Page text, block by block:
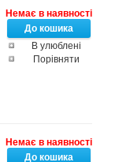
Немає в наявності
В улюблені
Порівняти
Немає в наявності